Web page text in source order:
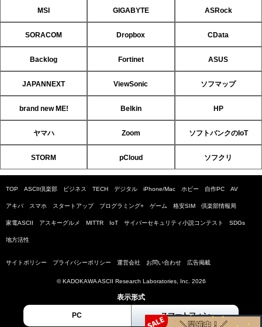
MSI GIGABYTE ASRock
SORACOM Dropbox CData
Backlog Fortinet ASUS
JAPANNEXT ViewSonic ソフマップ
brand new ME! Belkin HP
ヤマハ Zoom ソフトバンクのIoT
STORM pCloud ソフクリ
TOP ASCII倶楽部 ビジネス TECH デジタル iPhone/Mac ホビー 自作PC AV
アキバ スマホ スタートアップ プログラミング+ ゲーム 格安SIM 倶楽部情報局
家電ASCII アスキーグルメ MITTR IoT サイバーセキュリティ小説コンテスト SDGs
地方活性
サイトポリシー プライバシーポリシー 運営会社 お問い合わせ 広告掲載
© KADOKAWA ASCII Research Laboratories, Inc. 2026
表示形式
PC スマートフォン